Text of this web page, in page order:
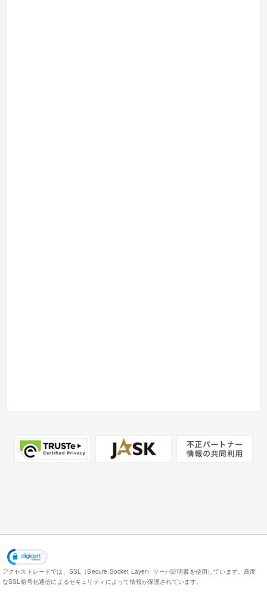
アクセストレードでは、SSL（Secure Socket Layer）サーバ証明書を使用しています。高度
なSSL暗号化通信によるセキュリティによって情報が保護されています。